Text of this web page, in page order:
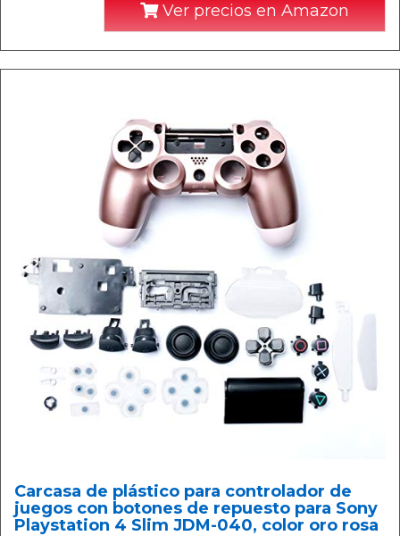
Ver precios en Amazon
Carcasa de plástico para controlador de
juegos con botones de repuesto para Sony
Playstation 4 Slim JDM-040, color oro rosa